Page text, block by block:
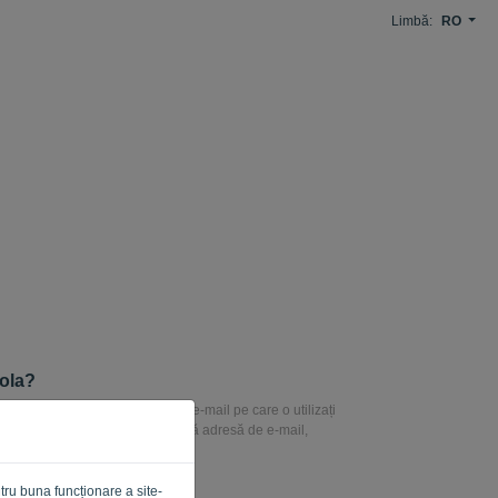
buna funcționare a site-
Limbă: RO
parola, introduceți adresa de e-mail pe care o utilizați
Un link va fi trimis la această adresă de e-mail,